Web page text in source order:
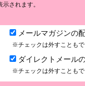
されます。
メールマガジンの
※チェックは外すことも
ダイレクトメール
※チェックは外すことも